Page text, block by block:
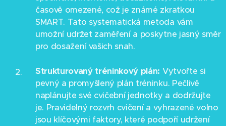
časově omezené, což je známé zkratkou
SMART. Tato systematická metoda vám
umožní udržet zaměření a poskytne jasný směr
pro dosažení vašich snah.
Strukturovaný tréninkový plán: Vytvořte si
pevný a promyšlený plán tréninku. Pečlivě
naplánujte své cvičební jednotky a dodržujte
je. Pravidelný rozvrh cvičení a vyhrazené volno
jsou klíčovými faktory, které podpoří udržení